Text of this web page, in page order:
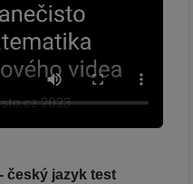
český jazyk test